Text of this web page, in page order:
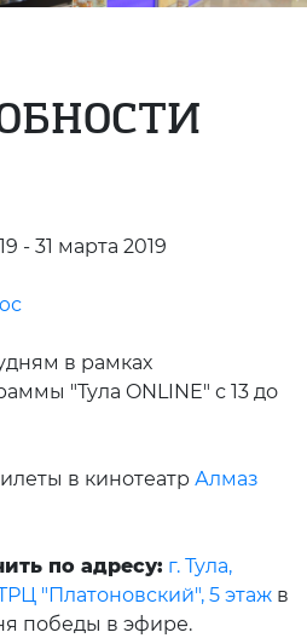
19 - 31 марта 2019
в рамках
"Тула ONLINE" с 13 до
в кинотеатр Алмаз
по адресу: г. Тула,
"Платоновский", 5 этаж в
победы в эфире.